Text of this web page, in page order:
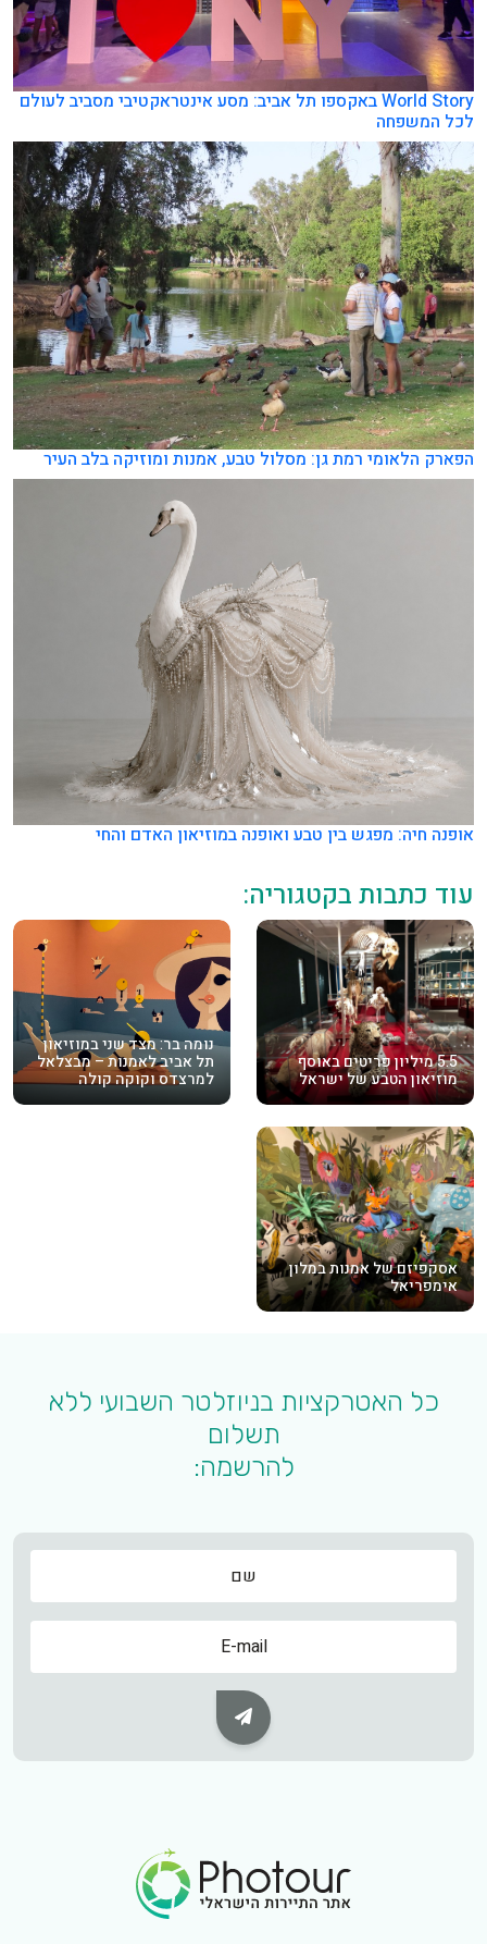
World Story באקספו תל אביב: מסע אינטראקטיבי מסביב לעולם
לכל המשפחה
הפארק הלאומי רמת גן: מסלול טבע, אמנות ומוזיקה בלב העיר
אופנה חיה: מפגש בין טבע ואופנה במוזיאון האדם והחי
עוד כתבות בקטגוריה:
5.5 מיליון פריטים באוסף
מוזיאון הטבע של ישראל
נומה בר: מצד שני במוזיאון
תל אביב לאמנות – מבצלאל
למרצדס וקוקה קולה
אסקפיזם של אמנות במלון
אימפריאל
כל האטרקציות בניוזלטר השבועי ללא
תשלום
להרשמה:
שם
שם
Subscribe Button